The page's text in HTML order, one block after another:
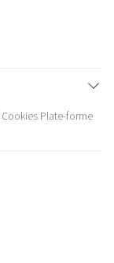
Cookies Plate-forme